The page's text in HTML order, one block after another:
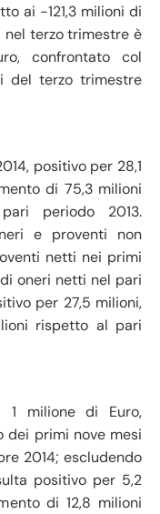
ai -121,3 milioni di
nel terzo trimestre è
confrontato col
del terzo trimestre
positivo per 28,1
di 75,3 milioni
periodo 2013.
e proventi non
netti nei primi
oneri netti nel pari
per 27,5 milioni,
rispetto al pari
1 milione di Euro,
dei primi nove mesi
2014; escludendo
positivo per 5,2
di 12,8 milioni